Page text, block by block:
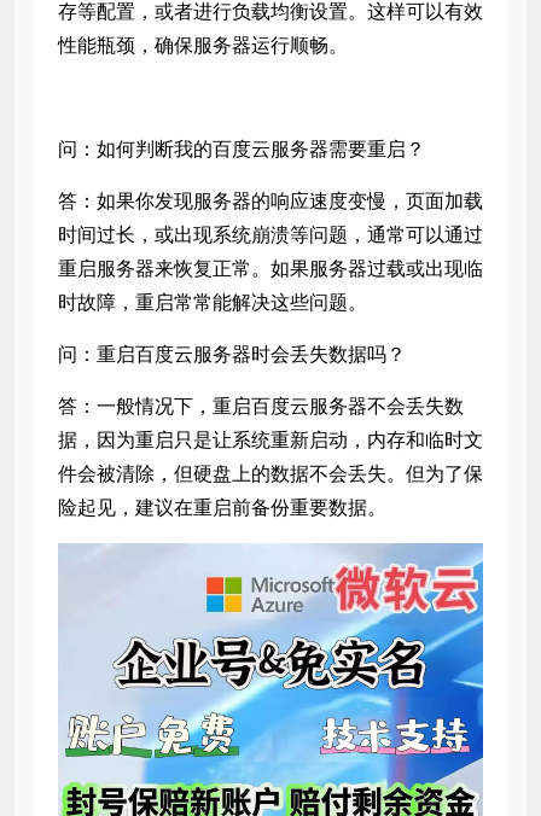
存等配置，或者进行负载均衡设置。这样可以有效
性能瓶颈，确保服务器运行顺畅。
问：如何判断我的百度云服务器需要重启？
答：如果你发现服务器的响应速度变慢，页面加载
时间过长，或出现系统崩溃等问题，通常可以通过
重启服务器来恢复正常。如果服务器过载或出现临
时故障，重启常常能解决这些问题。
问：重启百度云服务器时会丢失数据吗？
答：一般情况下，重启百度云服务器不会丢失数
据，因为重启只是让系统重新启动，内存和临时文
件会被清除，但硬盘上的数据不会丢失。但为了保
险起见，建议在重启前备份重要数据。